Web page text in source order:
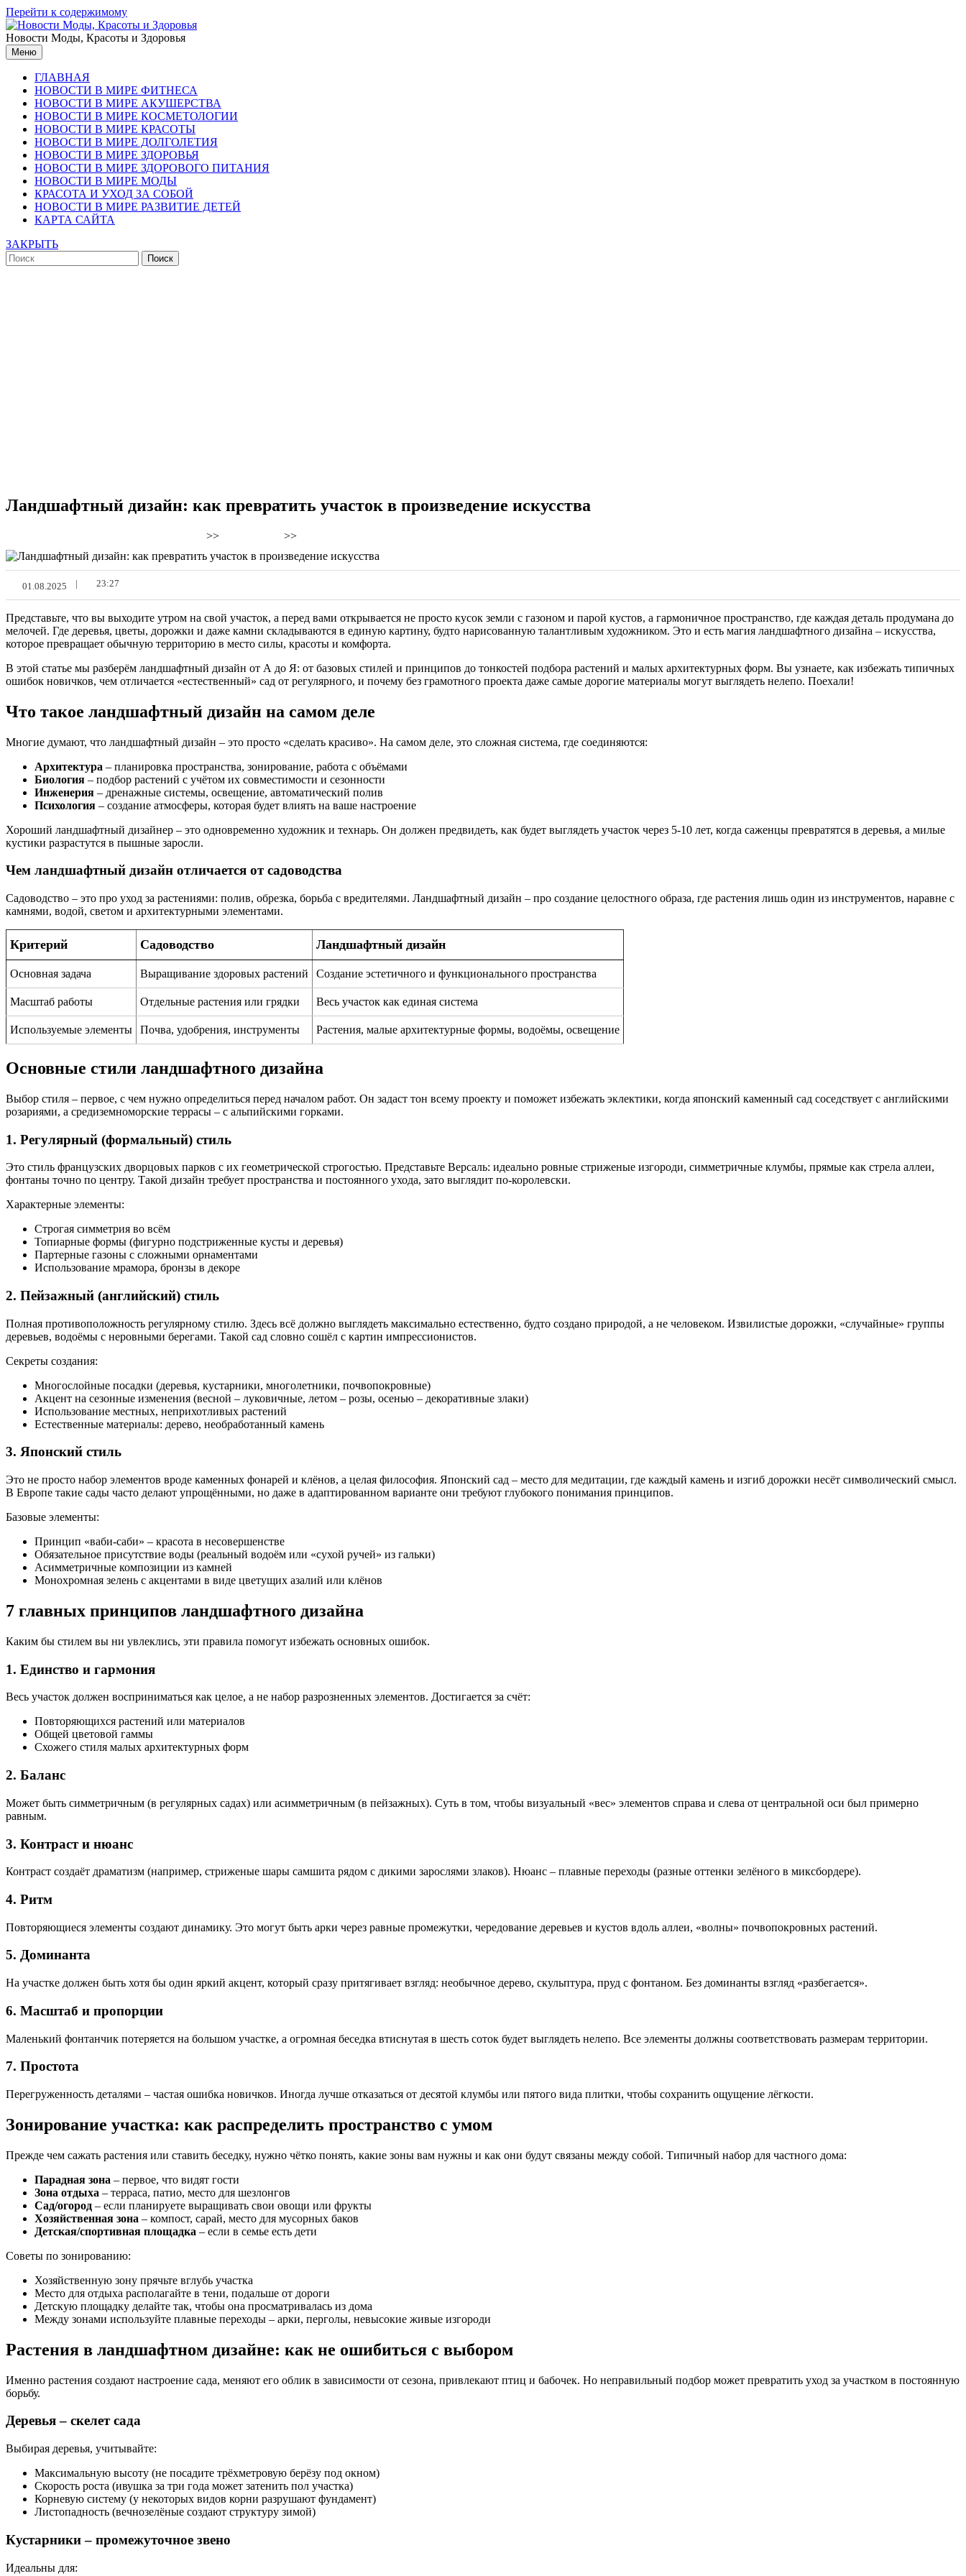
Перейти к содержимому
Новости Моды, Красоты и Здоровья
Меню
ГЛАВНАЯ
НОВОСТИ В МИРЕ ФИТНЕСА
НОВОСТИ В МИРЕ АКУШЕРСТВА
НОВОСТИ В МИРЕ КОСМЕТОЛОГИИ
НОВОСТИ В МИРЕ КРАСОТЫ
НОВОСТИ В МИРЕ ДОЛГОЛЕТИЯ
НОВОСТИ В МИРЕ ЗДОРОВЬЯ
НОВОСТИ В МИРЕ ЗДОРОВОГО ПИТАНИЯ
НОВОСТИ В МИРЕ МОДЫ
КРАСОТА И УХОД ЗА СОБОЙ
НОВОСТИ В МИРЕ РАЗВИТИЕ ДЕТЕЙ
КАРТА САЙТА
ЗАКРЫТЬ
Ландшафтный дизайн: как превратить участок в произведение искусства
>> >>
01.08.2025 | 23:27
Представьте, что вы выходите утром на свой участок, а перед вами открывается не просто кусок земли с газоном и парой кустов, а гармоничное пространство, где каждая деталь продумана до
мелочей. Где деревья, цветы, дорожки и даже камни складываются в единую картину, будто нарисованную талантливым художником. Это и есть магия ландшафтного дизайна – искусства,
которое превращает обычную территорию в место силы, красоты и комфорта.
В этой статье мы разберём ландшафтный дизайн от А до Я: от базовых стилей и принципов до тонкостей подбора растений и малых архитектурных форм. Вы узнаете, как избежать типичных
ошибок новичков, чем отличается «естественный» сад от регулярного, и почему без грамотного проекта даже самые дорогие материалы могут выглядеть нелепо. Поехали!
Что такое ландшафтный дизайн на самом деле
Многие думают, что ландшафтный дизайн – это просто «сделать красиво». На самом деле, это сложная система, где соединяются:
Архитектура – планировка пространства, зонирование, работа с объёмами
Биология – подбор растений с учётом их совместимости и сезонности
Инженерия – дренажные системы, освещение, автоматический полив
Психология – создание атмосферы, которая будет влиять на ваше настроение
Хороший ландшафтный дизайнер – это одновременно художник и технарь. Он должен предвидеть, как будет выглядеть участок через 5-10 лет, когда саженцы превратятся в деревья, а милые
кустики разрастутся в пышные заросли.
Чем ландшафтный дизайн отличается от садоводства
Садоводство – это про уход за растениями: полив, обрезка, борьба с вредителями. Ландшафтный дизайн – про создание целостного образа, где растения лишь один из инструментов, наравне с
камнями, водой, светом и архитектурными элементами.
Критерий Садоводство Ландшафтный дизайн
Основная задача Выращивание здоровых растений Создание эстетичного и функционального пространства
Масштаб работы Отдельные растения или грядки Весь участок как единая система
Используемые элементы Почва, удобрения, инструменты Растения, малые архитектурные формы, водоёмы, освещение
Основные стили ландшафтного дизайна
Выбор стиля – первое, с чем нужно определиться перед началом работ. Он задаст тон всему проекту и поможет избежать эклектики, когда японский каменный сад соседствует с английскими
розариями, а средиземноморские террасы – с альпийскими горками.
1. Регулярный (формальный) стиль
Это стиль французских дворцовых парков с их геометрической строгостью. Представьте Версаль: идеально ровные стриженые изгороди, симметричные клумбы, прямые как стрела аллеи,
фонтаны точно по центру. Такой дизайн требует пространства и постоянного ухода, зато выглядит по-королевски.
Характерные элементы:
Строгая симметрия во всём
Топиарные формы (фигурно подстриженные кусты и деревья)
Партерные газоны с сложными орнаментами
Использование мрамора, бронзы в декоре
2. Пейзажный (английский) стиль
Полная противоположность регулярному стилю. Здесь всё должно выглядеть максимально естественно, будто создано природой, а не человеком. Извилистые дорожки, «случайные» группы
деревьев, водоёмы с неровными берегами. Такой сад словно сошёл с картин импрессионистов.
Секреты создания:
Многослойные посадки (деревья, кустарники, многолетники, почвопокровные)
Акцент на сезонные изменения (весной – луковичные, летом – розы, осенью – декоративные злаки)
Использование местных, неприхотливых растений
Естественные материалы: дерево, необработанный камень
3. Японский стиль
Это не просто набор элементов вроде каменных фонарей и клёнов, а целая философия. Японский сад – место для медитации, где каждый камень и изгиб дорожки несёт символический смысл.
В Европе такие сады часто делают упрощёнными, но даже в адаптированном варианте они требуют глубокого понимания принципов.
Базовые элементы:
Принцип «ваби-саби» – красота в несовершенстве
Обязательное присутствие воды (реальный водоём или «сухой ручей» из гальки)
Асимметричные композиции из камней
Монохромная зелень с акцентами в виде цветущих азалий или клёнов
7 главных принципов ландшафтного дизайна
Каким бы стилем вы ни увлеклись, эти правила помогут избежать основных ошибок.
1. Единство и гармония
Весь участок должен восприниматься как целое, а не набор разрозненных элементов. Достигается за счёт:
Повторяющихся растений или материалов
Общей цветовой гаммы
Схожего стиля малых архитектурных форм
2. Баланс
Может быть симметричным (в регулярных садах) или асимметричным (в пейзажных). Суть в том, чтобы визуальный «вес» элементов справа и слева от центральной оси был примерно
равным.
3. Контраст и нюанс
Контраст создаёт драматизм (например, стриженые шары самшита рядом с дикими зарослями злаков). Нюанс – плавные переходы (разные оттенки зелёного в миксбордере).
4. Ритм
Повторяющиеся элементы создают динамику. Это могут быть арки через равные промежутки, чередование деревьев и кустов вдоль аллеи, «волны» почвопокровных растений.
5. Доминанта
На участке должен быть хотя бы один яркий акцент, который сразу притягивает взгляд: необычное дерево, скульптура, пруд с фонтаном. Без доминанты взгляд «разбегается».
6. Масштаб и пропорции
Маленький фонтанчик потеряется на большом участке, а огромная беседка втиснутая в шесть соток будет выглядеть нелепо. Все элементы должны соответствовать размерам территории.
7. Простота
Перегруженность деталями – частая ошибка новичков. Иногда лучше отказаться от десятой клумбы или пятого вида плитки, чтобы сохранить ощущение лёгкости.
Зонирование участка: как распределить пространство с умом
Прежде чем сажать растения или ставить беседку, нужно чётко понять, какие зоны вам нужны и как они будут связаны между собой. Типичный набор для частного дома:
Парадная зона – первое, что видят гости
Зона отдыха – терраса, патио, место для шезлонгов
Сад/огород – если планируете выращивать свои овощи или фрукты
Хозяйственная зона – компост, сарай, место для мусорных баков
Детская/спортивная площадка – если в семье есть дети
Советы по зонированию:
Хозяйственную зону прячьте вглубь участка
Место для отдыха располагайте в тени, подальше от дороги
Детскую площадку делайте так, чтобы она просматривалась из дома
Между зонами используйте плавные переходы – арки, перголы, невысокие живые изгороди
Растения в ландшафтном дизайне: как не ошибиться с выбором
Именно растения создают настроение сада, меняют его облик в зависимости от сезона, привлекают птиц и бабочек. Но неправильный подбор может превратить уход за участком в постоянную
борьбу.
Деревья – скелет сада
Выбирая деревья, учитывайте:
Максимальную высоту (не посадите трёхметровую берёзу под окном)
Скорость роста (ивушка за три года может затенить пол участка)
Корневую систему (у некоторых видов корни разрушают фундамент)
Листопадность (вечнозелёные создают структуру зимой)
Кустарники – промежуточное звено
Идеальны для: